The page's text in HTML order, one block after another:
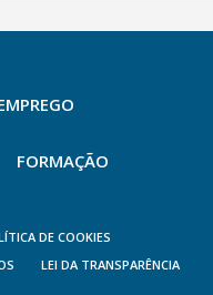
FORMAÇÃO
DE COOKIES
LEI DA TRANSPARÊNCIA